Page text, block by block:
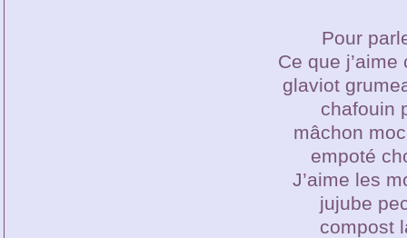
Pour
Ce que j’aime
glaviot
chafouin
mâchon
empoté
J’aime les
jujube
compost